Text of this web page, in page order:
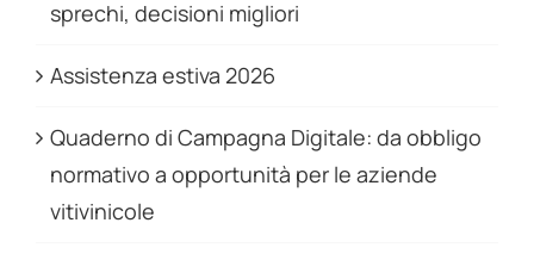
sprechi, decisioni migliori
Assistenza estiva 2026
Quaderno di Campagna Digitale: da obbligo
normativo a opportunità per le aziende
vitivinicole